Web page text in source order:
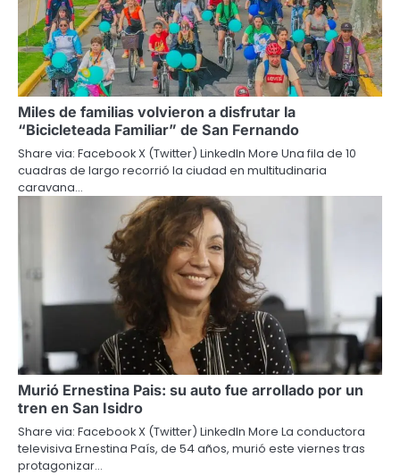
Miles de familias volvieron a disfrutar la
“Bicicleteada Familiar” de San Fernando
Share via: Facebook X (Twitter) LinkedIn More Una fila de 10
cuadras de largo recorrió la ciudad en multitudinaria
caravana…
Murió Ernestina Pais: su auto fue arrollado por un
tren en San Isidro
Share via: Facebook X (Twitter) LinkedIn More La conductora
televisiva Ernestina País, de 54 años, murió este viernes tras
protagonizar…